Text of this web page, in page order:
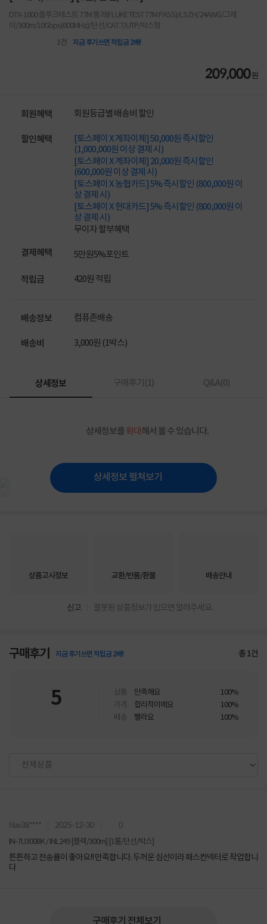
DTX-1800 플루크테스트 77M 통과(FLUKE TEST 77M PASS)/LSZH/24AWG/그레
이/300m/10Gbps(600MHz)/단선/CAT.7/UTP/박스형
1건 지금 후기쓰면 적립금 2배!
209,000원
회원혜택 회원등급별 배송비 할인
할인혜택
[토스페이 X 계좌이체] 50,000원 즉시할인
(1,000,000원 이상 결제 시)
[토스페이 X 계좌이체] 20,000원 즉시할인
(600,000원 이상 결제 시)
[토스페이 X 농협카드] 5% 즉시할인 (800,000원 이
상 결제 시)
[토스페이 X 현대카드] 5% 즉시할인 (800,000원 이
상 결제 시)
무이자 할부혜택
결제혜택 5만원5%포인트
적립금 420원 적립
배송정보 컴퓨존배송
배송비 3,000원 (1박스)
상세정보 구매후기(1) Q&A(0)
상세정보를확대해서 볼 수 있습니다.
상세정보 펼쳐보기
상품고시정보 교환/반품/환불 배송안내
신고 잘못된 상품정보가 있으면 알려주세요.
구매후기 지금 후기쓰면 적립금 2배! 총1건
5 상품 만족해요
100%
가격
합리적이에요
100%
배송
빨라요 100%
Nav38**** 2025-12-30 0
IN-7U300BK / INL249 [블랙/300m] [1롤/단선/박스]
튼튼하고 전송률이 좋아요!! 만족합니다. 두꺼운 심선이라 패스컨넥터로 작업합니
다
구매후기 전체보기